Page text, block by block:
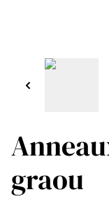
graou